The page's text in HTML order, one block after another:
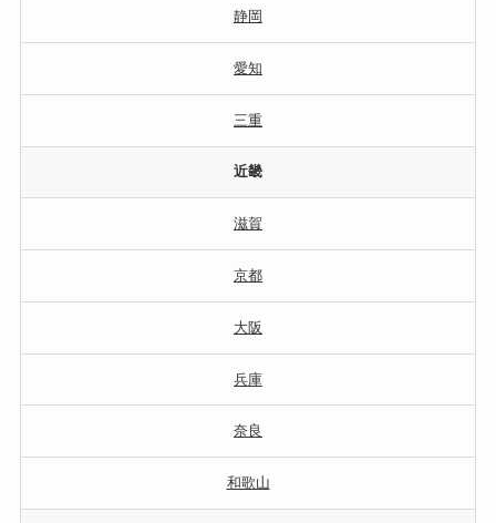
静岡
愛知
三重
近畿
滋賀
京都
大阪
兵庫
奈良
和歌山